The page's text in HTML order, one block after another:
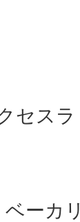
セスラ
ーカリ